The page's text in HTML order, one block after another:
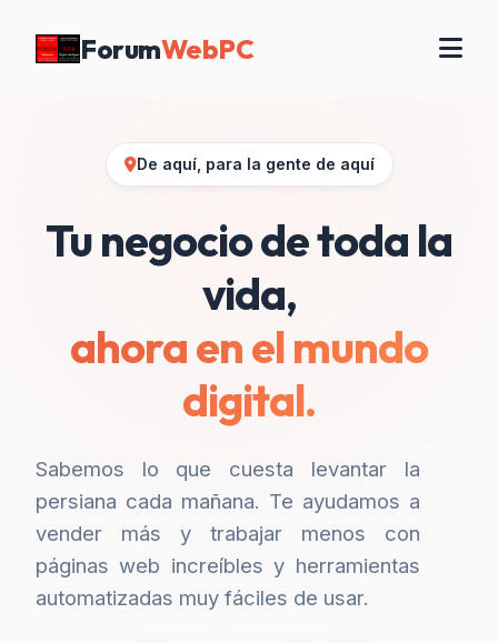
ForumWebPC
De aquí, para la gente de aquí
Tu negocio de toda la
vida,
ahora en el mundo
digital.
Sabemos lo que cuesta levantar la
persiana cada mañana. Te ayudamos a
vender más y trabajar menos con
páginas web increíbles y herramientas
automatizadas muy fáciles de usar.